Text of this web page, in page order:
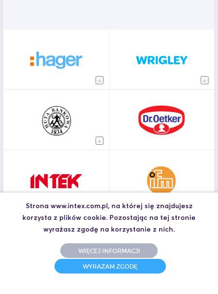
Strona www.intex.com.pl, na której się znajdujesz
korzysta z plików cookie. Pozostając na tej stronie
wyrażasz zgodę na korzystanie z nich.
WIĘCEJ INFORMACJI
WYRAŻAM ZGODĘ